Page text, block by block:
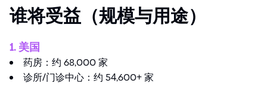
谁将受益（规模与用途）
1. 美国
药房：约 68,000 家
诊所/门诊中心：约 54,600+家